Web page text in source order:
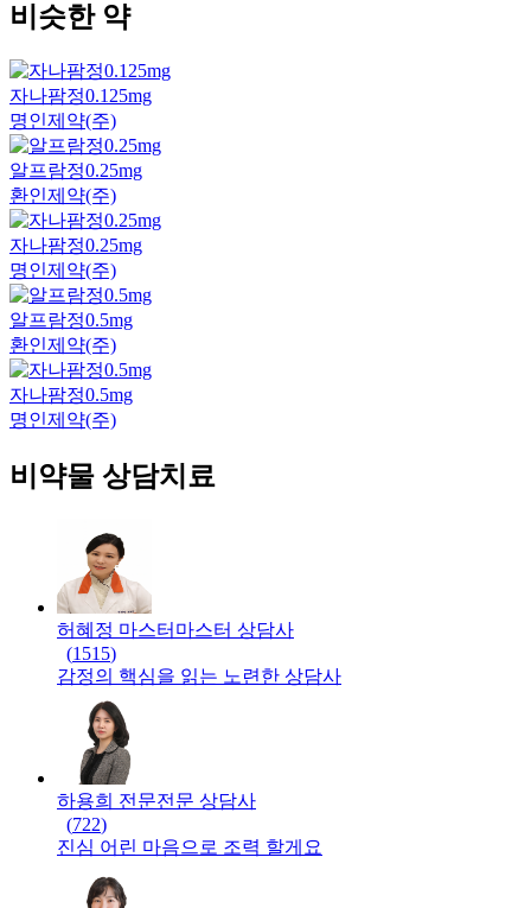
비슷한 약
자나팜정0.125mg
명인제약(주)
알프람정0.25mg
환인제약(주)
자나팜정0.25mg
명인제약(주)
알프람정0.5mg
환인제약(주)
자나팜정0.5mg
명인제약(주)
비약물 상담치료
허혜정 마스터 마스터 상담사
(1515)
감정의 핵심을 읽는 노련한 상담사
하용희 전문전문 상담사
(722)
진심 어린 마음으로 조력 할게요